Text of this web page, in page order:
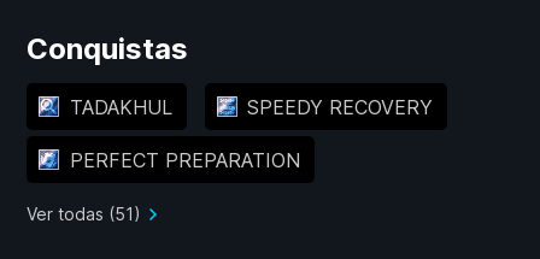
Conquistas
TADAKHUL SPEEDY RECOVERY
PERFECT PREPARATION
Ver todas (51)